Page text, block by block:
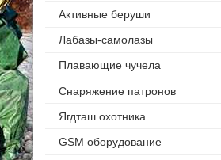
Активные беруши
Лабазы-самолазы
Плавающие чучела
Снаряжение патронов
Ягдташ охотника
GSM оборудование